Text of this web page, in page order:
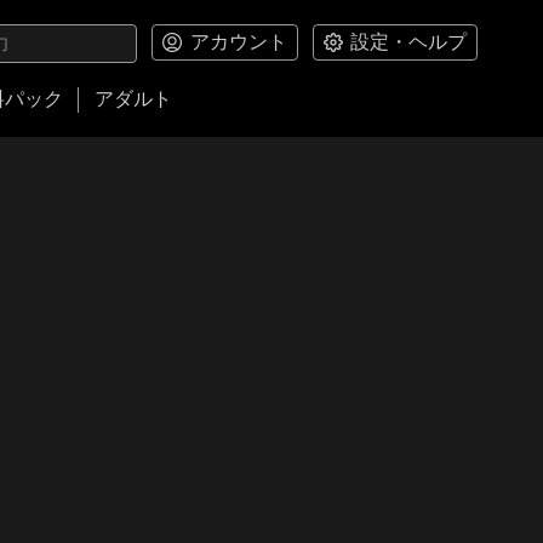
アカウント 設定・ヘルプ
ック アダルト